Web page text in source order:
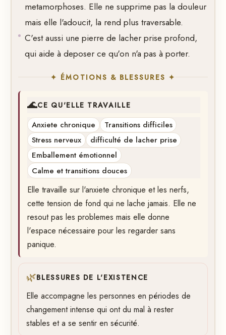
metamorphoses. Elle ne supprime pas la douleur
mais elle l'adoucit, la rend plus traversable.
C'est aussi une pierre de lacher prise profond,
qui aide à deposer ce qu'on n'a pas à porter.
✦ ÉMOTIONS & BLESSURES ✦
🌊CE QU'ELLE TRAVAILLE
Anxiete chronique
Transitions difficiles
Stress nerveux
difficulté de lacher prise
Emballement émotionnel
Calme et transitions douces
Elle travaille sur l'anxiete chronique et les nerfs,
cette tension de fond qui ne lache jamais. Elle ne
resout pas les problemes mais elle donne
l'espace nécessaire pour les regarder sans
panique.
🌿BLESSURES DE L'EXISTENCE
Elle accompagne les personnes en périodes de
changement intense qui ont du mal à rester
stables et a se sentir en sécurité.